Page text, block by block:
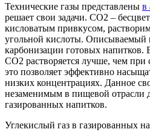
Технические газы представлены в
решает свои задачи. СО2 –
кисловатым привкусом,
угольной кислоты. Описываемый
карбонизации готовых напитков.
CO2 растворяется лучше, чем при
это позволяет эффективно
низких концентрациях. Данное
незаменимым в пищевой отрасли
газированных напитков.
Углекислый газ в газированных